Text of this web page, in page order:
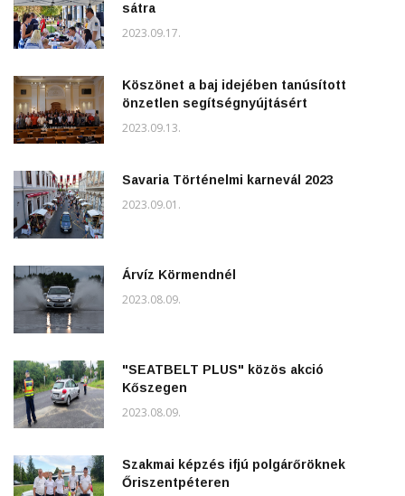
sátra
2023.09.17.
Köszönet a baj idejében tanúsított
önzetlen segítségnyújtásért
2023.09.13.
Savaria Történelmi karnevál 2023
2023.09.01.
Árvíz Körmendnél
2023.08.09.
"SEATBELT PLUS" közös akció
Kőszegen
2023.08.09.
Szakmai képzés ifjú polgárőröknek
Őriszentpéteren